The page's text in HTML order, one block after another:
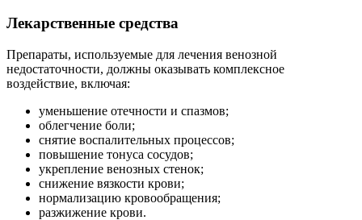
Лекарственные средства
Препараты, используемые для лечения венозной
недостаточности, должны оказывать комплексное
воздействие, включая:
уменьшение отечности и спазмов;
облегчение боли;
снятие воспалительных процессов;
повышение тонуса сосудов;
укрепление венозных стенок;
снижение вязкости крови;
нормализацию кровообращения;
разжижение крови.